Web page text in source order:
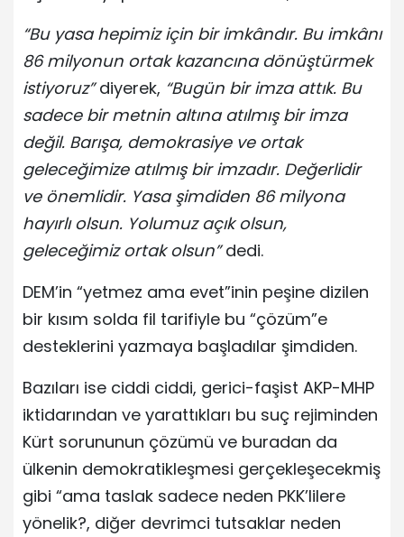
“Bu yasa hepimiz için bir imkândır. Bu imkânı
86 milyonun ortak kazancına dönüştürmek
istiyoruz”diyerek, “Bugün bir imza attık. Bu
sadece bir metnin altına atılmış bir imza
değil. Barışa, demokrasiye ve ortak
geleceğimize atılmış bir imzadır. Değerlidir
ve önemlidir. Yasa şimdiden 86 milyona
hayırlı olsun. Yolumuz açık olsun,
geleceğimiz ortak olsun”dedi.
DEM’in “yetmez ama evet”inin peşine dizilen
bir kısım solda fil tarifiyle bu “çözüm”e
desteklerini yazmaya başladılar şimdiden.
Bazıları ise ciddi ciddi, gerici-faşist AKP-MHP
iktidarından ve yarattıkları bu suç rejiminden
Kürt sorununun çözümü ve buradan da
ülkenin demokratikleşmesi gerçekleşecekmiş
gibi “ama taslak sadece neden PKK’lilere
yönelik?, diğer devrimci tutsaklar neden